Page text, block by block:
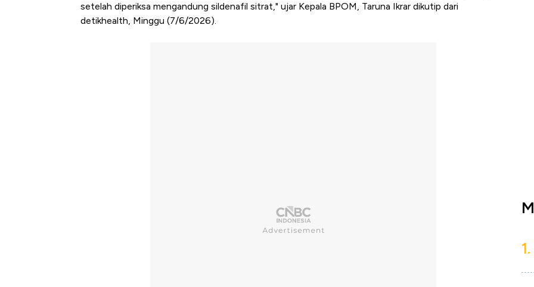
setelah diperiksa mengandung sildenafil sitrat," ujar Kepala BPOM, Taruna Ikrar dikutip dari
detikhealth, Minggu (7/6/2026).
1.